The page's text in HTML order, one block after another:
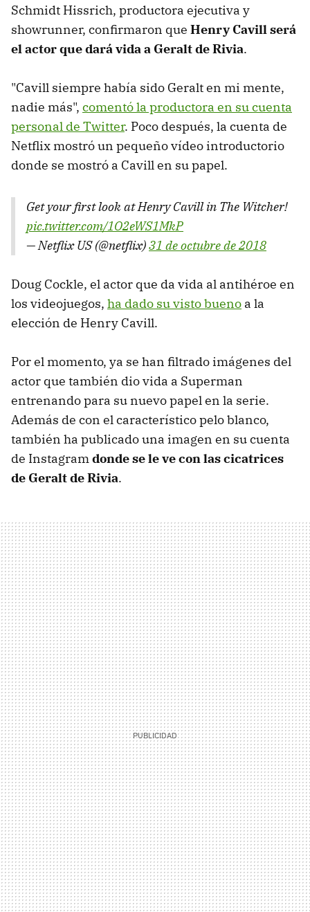
Schmidt Hissrich, productora ejecutiva y
showrunner, confirmaron que Henry Cavill será
el actor que dará vida a Geralt de Rivia.
"Cavill siempre había sido Geralt en mi mente,
nadie más", comentó la productora en su cuenta
personal de Twitter. Poco después, la cuenta de
Netflix mostró un pequeño vídeo introductorio
donde se mostró a Cavill en su papel.
Get your first look at Henry Cavill in The Witcher!
pic.twitter.com/1O2eWS1MkP
— Netflix US (@netflix)31 de octubre de 2018
Doug Cockle, el actor que da vida al antihéroe en
los videojuegos, ha dado su visto bueno a la
elección de Henry Cavill.
Por el momento, ya se han filtrado imágenes del
actor que también dio vida a Superman
entrenando para su nuevo papel en la serie.
Además de con el característico pelo blanco,
también ha publicado una imagen en su cuenta
de Instagramdonde se le ve con las cicatrices
de Geralt de Rivia.